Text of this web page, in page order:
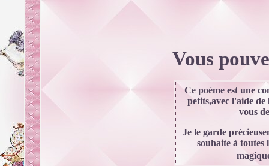
Vous
Ce poème est une
petits,avec l'aide
vous
Je le garde
souhaite à toutes